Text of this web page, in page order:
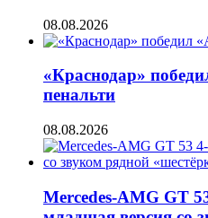
08.08.2026
«Краснодар»
пенальти
08.08.2026
Mercedes-AMG GT